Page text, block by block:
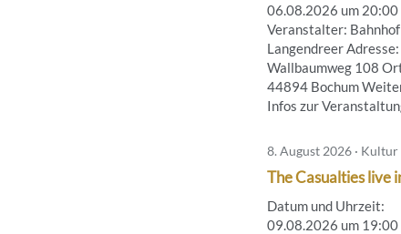
06.08.2026 um 20:00
Veranstalter: Bahnhof
Langendreer Adresse:
Wallbaumweg 108
44894 Bochum
Infos zur
8. August 2026 · Kultur
The Casualties live
Datum und Uhrzeit:
09.08.2026 um 19:00